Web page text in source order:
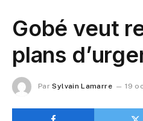
Gobé veut
plans
Par Sylvain Lamarre 19